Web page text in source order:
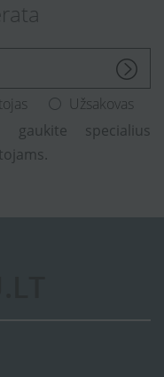
Užsakovas
gaukite specialius